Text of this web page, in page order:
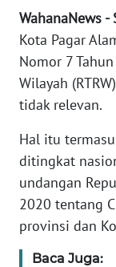
WahanaNews -
Kota Pagar
Nomor 7
Wilayah
tidak relevan.
Hal itu
ditingkat
undangan
2020 tentang
provinsi dan
Baca Juga:
PEDOMAN
MEDIA
REDAKSI
KARIR
DISCLAIMER
Wahana
News
Regional